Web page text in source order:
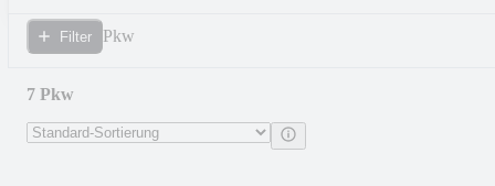
Filter Pkw
7 Pkw